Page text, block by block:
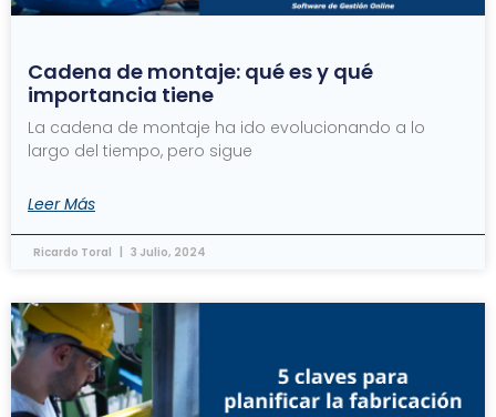
Cadena de montaje: qué es y qué
importancia tiene
La cadena de montaje ha ido evolucionando a lo
largo del tiempo, pero sigue
Leer Más
Ricardo Toral 3 Julio, 2024